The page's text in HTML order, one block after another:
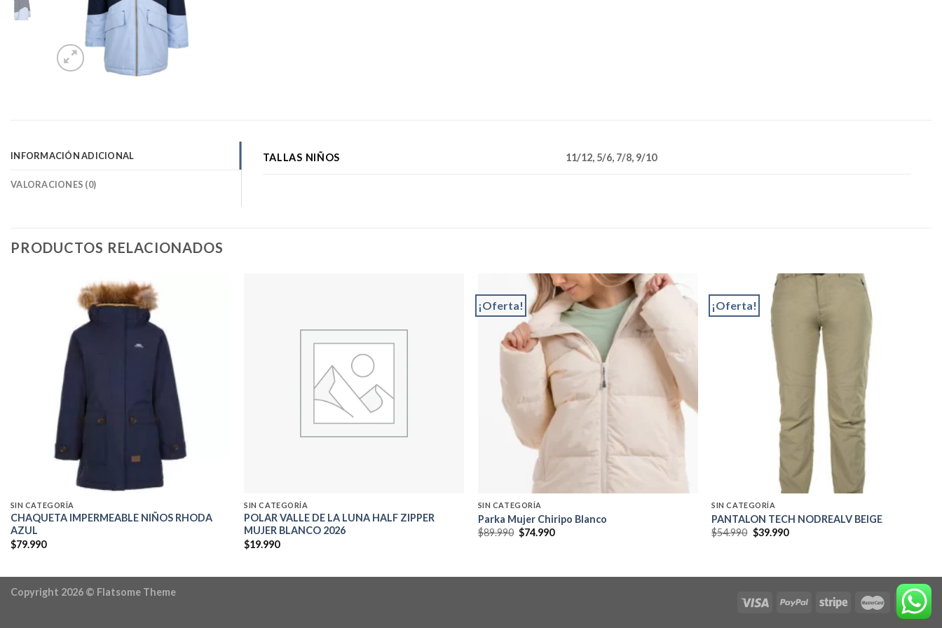
INFORMACIÓN ADICIONAL
VALORACIONES (0)
TALLAS NIÑOS 11/12, 5/6, 7/8, 9/10
PRODUCTOS RELACIONADOS
SIN CATEGORÍA
CHAQUETA IMPERMEABLE NIÑOS RHODA
AZUL
$79.990
SIN CATEGORÍA
POLAR VALLE DE LA LUNA HALF ZIPPER
MUJER BLANCO 2026
$19.990
¡Oferta!
wishlist
SIN CATEGORÍA
Parka Mujer Chiripo Blanco
$89.990 El
precio
$74.990El
¡Oferta!
SIN CATEGORÍA
PANTALON TECH NODREALV BEIGE
$54.990 El
precio
$39.990El
Copyright 2026 © Flatsome Theme